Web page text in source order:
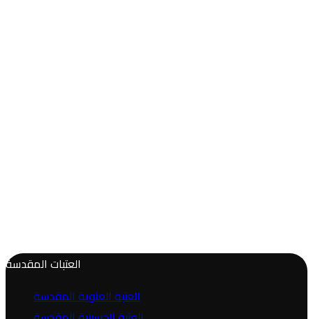
العتبات المقدسة
العتبة العلوية المقدسة